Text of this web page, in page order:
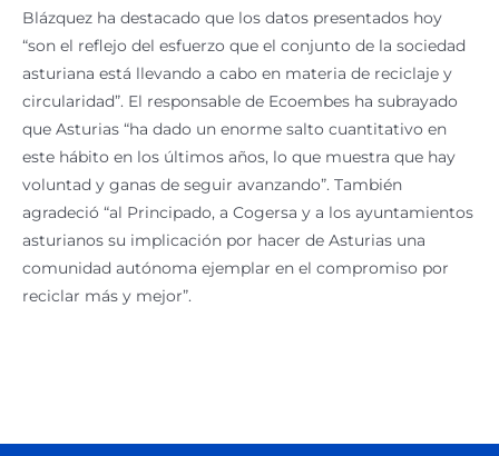
Blázquez ha destacado que los datos presentados hoy
“son el reflejo del esfuerzo que el conjunto de la sociedad
asturiana está llevando a cabo en materia de reciclaje y
circularidad”. El responsable de Ecoembes ha subrayado
que Asturias “ha dado un enorme salto cuantitativo en
este hábito en los últimos años, lo que muestra que hay
voluntad y ganas de seguir avanzando”. También
agradeció “al Principado, a Cogersa y a los ayuntamientos
asturianos su implicación por hacer de Asturias una
comunidad autónoma ejemplar en el compromiso por
reciclar más y mejor”.